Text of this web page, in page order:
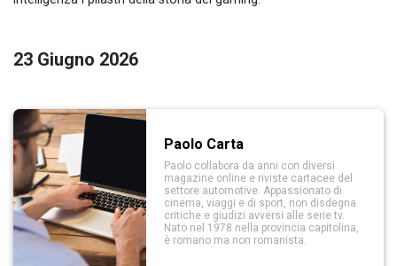
23 Giugno 2026
Paolo Carta
Paolo collabora da anni con diversi
magazine online e riviste cartacee del
settore automotive. Appassionato di
cinema, viaggi e di sport, non disdegna
critiche e giudizi avversi alle serie tv.
Nato nel 1978 nella provincia capitolina,
è romano ma non romanista.